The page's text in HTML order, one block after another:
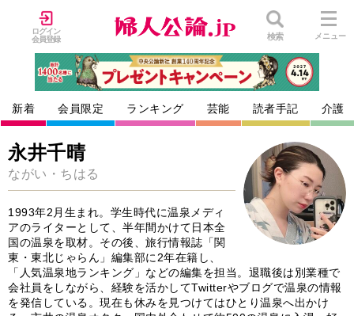
ログイン
会員登録
検索 メニュー
新着 会員限定 ランキング 芸能 読者手記 介護
永井千晴
ながい・ちはる
1993年2月生まれ。学生時代に温泉メディ
アのライターとして、半年間かけて日本全
国の温泉を取材。その後、旅行情報誌「関
東・東北じゃらん」編集部に2年在籍し、
「人気温泉地ランキング」などの編集を担当。退職後は別業種で
会社員をしながら、経験を活かしてTwitterやブログで温泉の情報
を発信している。現在も休みを見つけてはひとり温泉へ出かけ